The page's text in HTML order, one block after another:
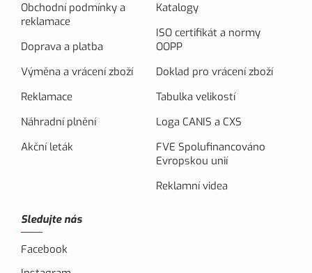
Obchodní podmínky a
reklamace
Doprava a platba
Výměna a vrácení zboží
Reklamace
Náhradní plnění
Akční leták
Katalogy
ISO certifikát a normy
OOPP
Doklad pro vrácení zboží
Tabulka velikostí
Loga CANIS a CXS
FVE Spolufinancováno
Evropskou unií
Reklamní videa
Sledujte nás
Facebook